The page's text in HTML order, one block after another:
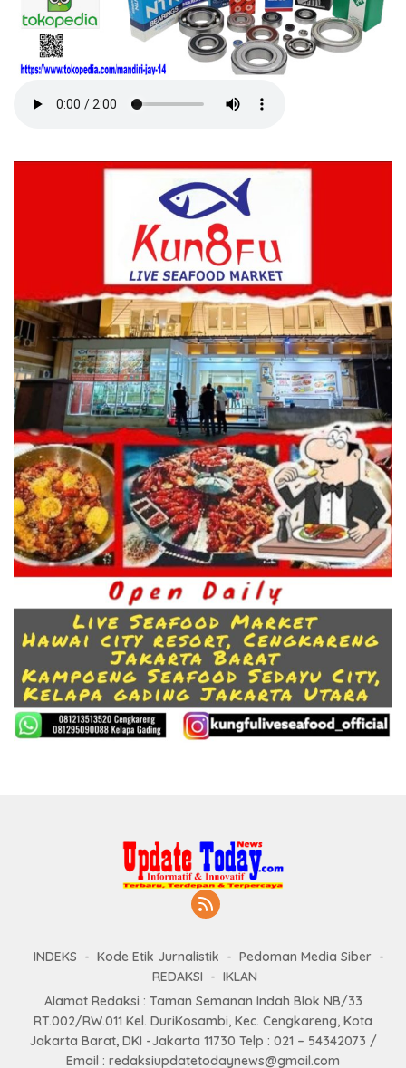
INDEKS Kode Etik Jurnalistik
Pedoman Media Siber
REDAKSI
IKLAN
Alamat Redaksi : Taman Semanan Indah Blok NB/33
RT.002/RW.011 Kel. DuriKosambi, Kec. Cengkareng, Kota
Jakarta Barat, DKI -Jakarta 11730 Telp : 021 – 54342073 /
Email : redaksiupdatetodaynews@gmail.com